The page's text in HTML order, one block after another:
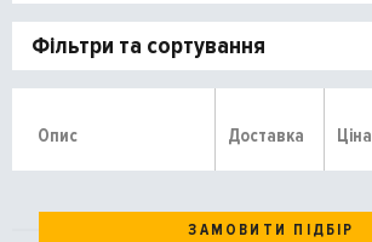
Фільтри та сортування
Опис Доставка Ціна
ЗАМОВИТИ ПІДБІР